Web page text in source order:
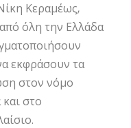
Κεραμέως,
όλη την Ελλάδα
εκφράσουν τα
στον νόμο
στο